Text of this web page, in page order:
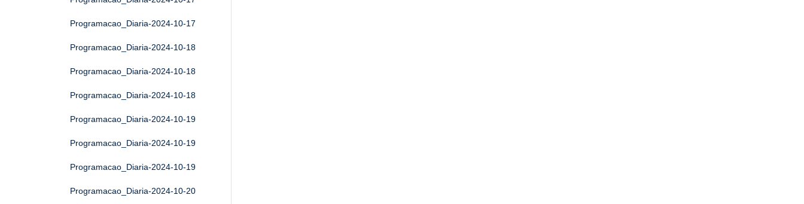
Programacao_Diaria-2024-10-17
Programacao_Diaria-2024-10-18
Programacao_Diaria-2024-10-18
Programacao_Diaria-2024-10-18
Programacao_Diaria-2024-10-19
Programacao_Diaria-2024-10-19
Programacao_Diaria-2024-10-19
Programacao_Diaria-2024-10-20